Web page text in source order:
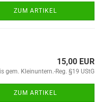
ZUM ARTIKEL
15,00 EUR
gem. Kleinuntern.-Reg. §19 UStG
ZUM ARTIKEL